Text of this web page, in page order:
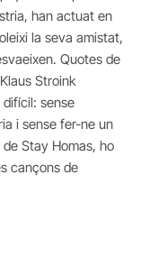
han actuat en
la seva amistat,
Quotes de
Stroink
sense
i sense fer-ne un
Stay Homas, ho
cançons de